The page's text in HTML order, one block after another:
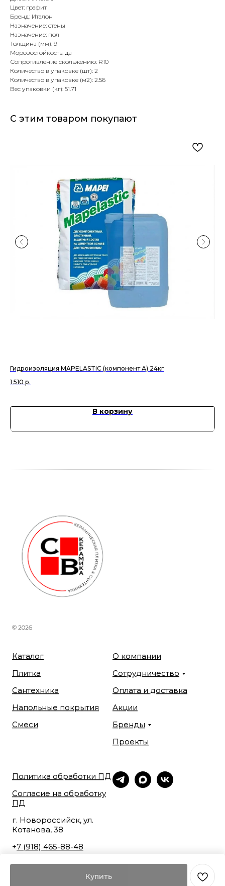
Купить
Цвет: графит
Бренд: Италон
Назначение: стены
Назначение: пол
Толщина (мм): 9
Морозостойкость: да
Сопротивление скольжению: R10
Количество в упаковке (шт): 2
Количество в упаковке (м2): 2.56
Вес упаковки (кг): 51.71
С этим товаром покупают
Гидроизоляция MAPELASTIC (компонент А) 24кг
1 510 р.
В корзину
© 2026
Каталог
Плитка
Сантехника
Напольные покрытия
Смеси
О компании
Сотрудничество
Оплата и доставка
Акции
Бренды
Проекты
Политика обработки ПД
Согласие на обработку
ПД
г. Новороссийск, ул.
Котанова, 38
+7 (918) 465-88-48